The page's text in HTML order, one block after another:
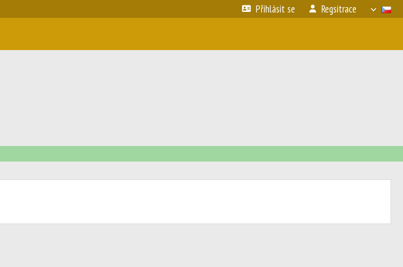
Přihlásit se Regsitrace